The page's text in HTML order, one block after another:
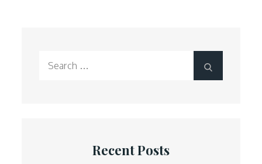
Recent Posts